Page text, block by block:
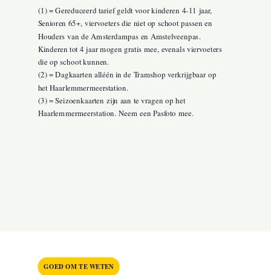
(1) = Gereduceerd tarief geldt voor kinderen 4-11 jaar,
Senioren 65+, viervoeters die niet op schoot passen en
Houders van de Amsterdampas en Amstelveenpas.
Kinderen tot 4 jaar mogen gratis mee, evenals viervoeters
die op schoot kunnen.
(2) = Dagkaarten alléén in de Tramshop verkrijgbaar op
het Haarlemmermeerstation.
(3) = Seizoenkaarten zijn aan te vragen op het
Haarlemmermeerstation. Neem een Pasfoto mee.
GOED OM TE WETEN